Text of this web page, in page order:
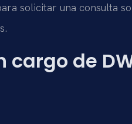
solicitar una consulta
de